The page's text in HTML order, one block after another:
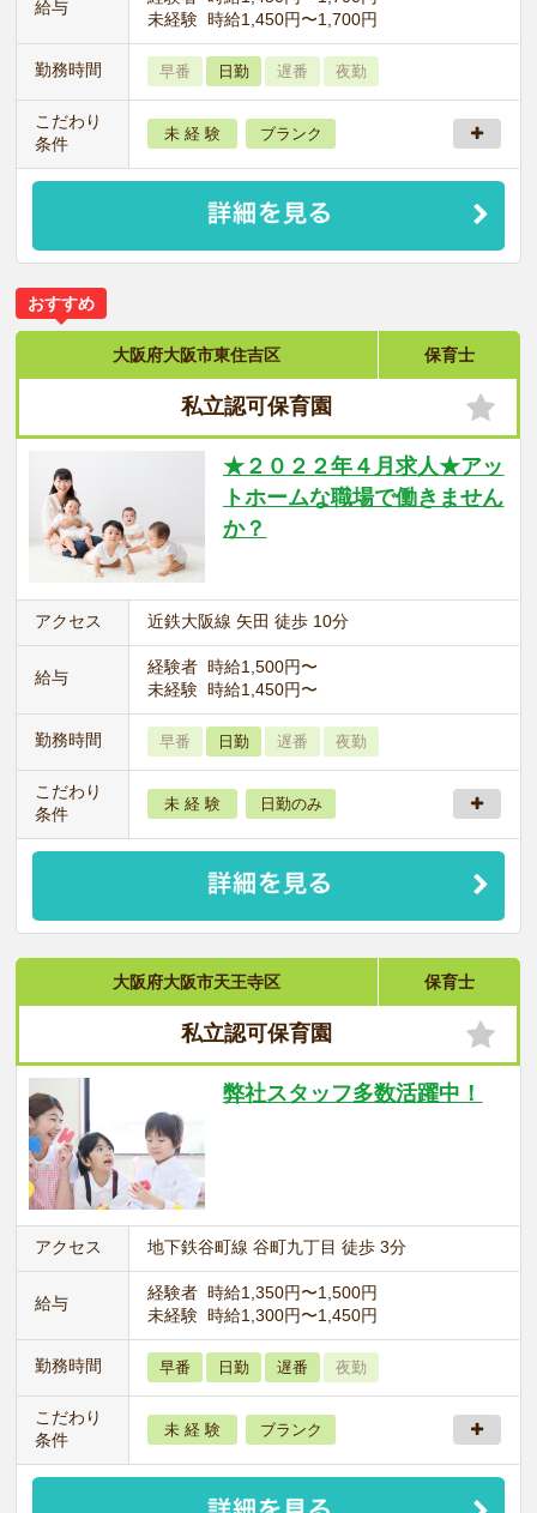
給与
未経験 時給1,450円〜1,700円
勤務時間 早番 日勤 遅番 夜勤
こだわり
条件
未 経 験 ブランク
おすすめ
大阪府大阪市東住吉区 保育士
私立認可保育園
★２０２２年４月求人★アッ
トホームな職場で働きません
か？
アクセス 近鉄大阪線 矢田 徒歩 10分
給与
経験者 時給1,500円〜
未経験 時給1,450円〜
勤務時間 早番 日勤 遅番 夜勤
こだわり
条件
未 経 験 日勤のみ
大阪府大阪市天王寺区 保育士
私立認可保育園
弊社スタッフ多数活躍中！
アクセス 地下鉄谷町線 谷町九丁目 徒歩 3分
給与
経験者 時給1,350円〜1,500円
未経験 時給1,300円〜1,450円
勤務時間 早番 日勤 遅番 夜勤
こだわり
条件
未 経 験 ブランク